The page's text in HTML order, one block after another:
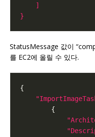
]
}
StatusMessage 값이
를 EC2에 올릴 수 있다.